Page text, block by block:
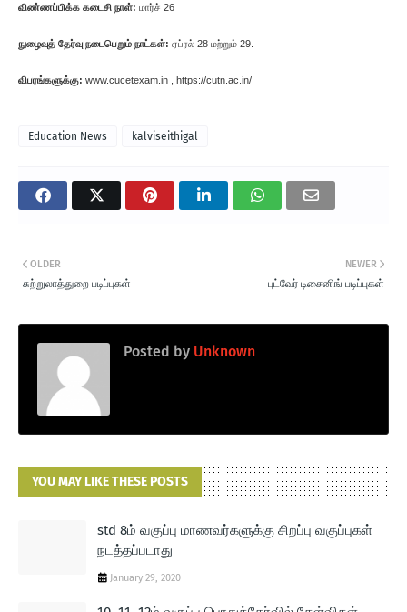
விண்ணப்பிக்க கடைசி நாள்: மார்ச் 26
நுழைவுத் தேர்வு நடைபெறும் நாட்கள்: ஏப்ரல் 28 மற்றும் 29.
விபரங்களுக்கு: www.cucetexam.in , https://cutn.ac.in/
Education News kalviseithigal
NEWER
புட்வேர் டிசைனிங் படிப்புகள்
OLDER
சுற்றுலாத்துறை படிப்புகள்
Posted by Unknown
YOU MAY LIKE THESE POSTS
std 8ம் வகுப்பு மாணவர்களுக்கு சிறப்பு வகுப்புகள்
நடத்தப்படாது
January 29, 2020